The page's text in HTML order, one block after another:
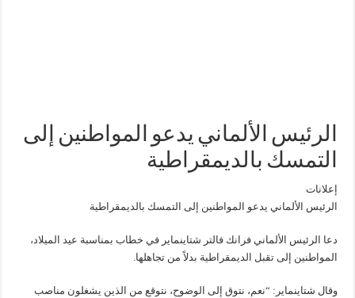
الرئيس الألماني يدعو المواطنين إلى
التمسك بالديمقراطية
إعلانات
الرئيس الألماني يدعو المواطنين إلى التمسك بالديمقراطية
دعا الرئيس الألماني فرانك فالتر شتاينماير في خطاب بمناسبة عيد الميلاد،
المواطنين إلى تقبل الديمقراطية بدلاً من تجاهلها.
وقال شتاينماير: “نعم، نتوق إلى الوضوح، نتوقع من الذين يشغلون مناصب